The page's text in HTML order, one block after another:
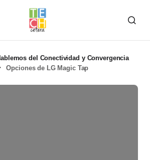
del Conectividad y Convergencia
Opciones de LG Magic Tap